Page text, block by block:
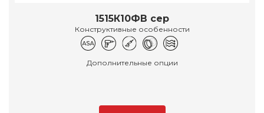
1515К10ФВ сер
Конструктивные особенности
Дополнительные опции